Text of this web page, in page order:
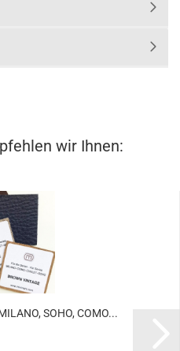
wir Ihnen:
SOHO, COMO...